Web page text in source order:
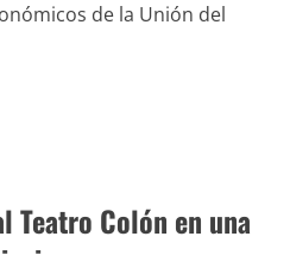
de la Unión del
Teatro Colón en una